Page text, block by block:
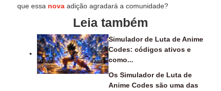
que essa nova adição agradará a comunidade?
Leia também
Simulador de Luta de Anime
Codes: códigos ativos e
como...
Os Simulador de Luta de
Anime Codes são uma das